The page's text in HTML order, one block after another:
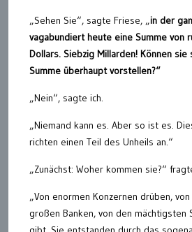
„Sehen Sie“, sagte Friese, „in der
vagabundiert heute eine Summe von
Dollars. Siebzig Millarden! Können sie
Summe überhaupt vorstellen?“
„Nein“, sagte ich.
„Niemand kann es. Aber so ist es.
richten einen Teil des Unheils an.“
„Zunächst: Woher kommen sie?“
„Von enormen Konzernen drüben,
großen Banken, von den mächtigsten